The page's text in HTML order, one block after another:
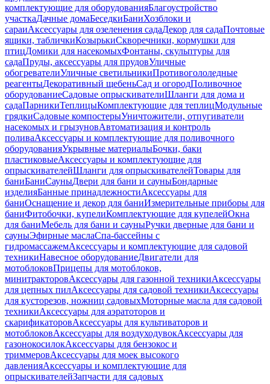
комплектующие для оборудованияБлагоустройство
участкаДачные домаБеседкиБаниХозблоки и
сараиАксессуары для озеленения садаДекор для садаПочтовые
ящики, табличкиКозырькиСкворечники, кормушки для
птицДомики для насекомыхФонтаны, скульптуры для
садаПруды, аксессуары для прудовУличные
обогревателиУличные светильникиПротивогололедные
реагентыДекоративный щебеньСад и огородПоливочное
оборудованиеСадовые опрыскивателиШланги для дома и
садаПарникиТеплицыКомплектующие для теплицМодульные
грядкиСадовые компостерыУничтожители, отпугиватели
насекомых и грызуновАвтоматизация и контроль
поливаАксессуары и комплектующие для поливочного
оборудованияУкрывные материалыБочки, баки
пластиковыеАксессуары и комплектующие для
опрыскивателейШланги для опрыскивателейТовары для
баниБаниСауныДвери для бани и сауныБондарные
изделияБанные принадлежностиАксессуары для
баниОснащение и декор для баниИзмерительные приборы для
баниФитобочки, купелиКомплектующие для купелейОкна
для баниМебель для бани и сауныРучки дверные для бани и
сауныЭфирные маслаСпа-бассейны с
гидромассажемАксессуары и комплектующие для садовой
техникиНавесное оборудованиеДвигатели для
мотоблоковПрицепы для мотоблоков,
минитракторовАксессуары для газонной техникиАксессуары
для цепных пилАксессуары для садовой техникиАксессуары
для кусторезов, ножниц садовыхМоторные масла для садовой
техникиАксессуары для аэратоторов и
скарификаторовАксессуары для культиваторов и
мотоблоковАксессуары для воздуходувокАксессуары для
газонокосилокАксессуары для бензокос и
триммеровАксессуары для моек высокого
давленияАксессуары и комплектующие для
опрыскивателейЗапчасти для садовых